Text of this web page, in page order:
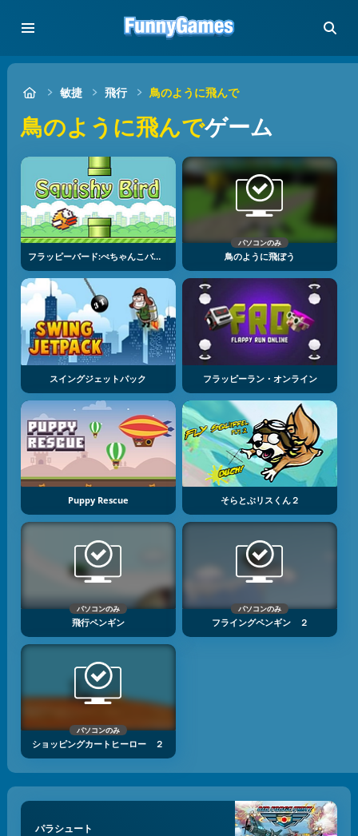
敏捷 飛行 鳥のように飛んで
鳥のように飛んでゲーム
フラッピーバード:ぺちゃんこバード
パソコンのみ
鳥のように飛ぼう
スイングジェットパック フラッピーラン・オンライン
Puppy Rescue そらとぶリスくん２
パソコンのみ
飛行ペンギン
パソコンのみ
フライングペンギン ２
パソコンのみ
ショッピングカートヒーロー ２
パラシュート